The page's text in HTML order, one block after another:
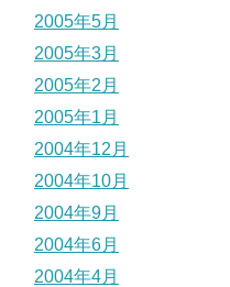
2005年5月
2005年3月
2005年2月
2005年1月
2004年12月
2004年10月
2004年9月
2004年6月
2004年4月